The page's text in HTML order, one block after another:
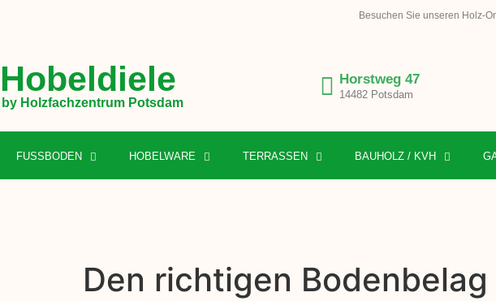
Besuchen Sie unseren Holz-
Hobeldiele
by Holzfachzentrum Potsdam
Horstweg 47
14482 Potsdam
FUSSBODEN HOBELWARE TERRASSEN BAUHOLZ / KVH
Den richtigen